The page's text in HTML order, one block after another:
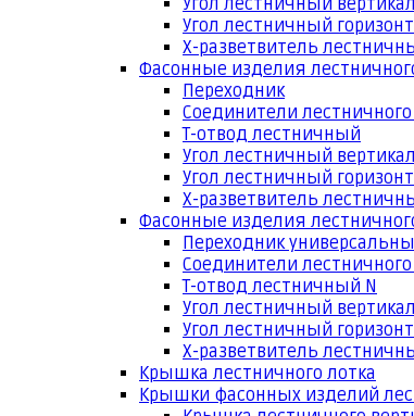
Угол лестничный
Угол лестничный
Х-разветвитель
Фасонные изделия
Переходник
Соединители лестничного
Т-отвод лестничный
Угол лестничный
Угол лестничный
Х-разветвитель
Фасонные изделия
Переходник
Соединители лестничного
Т-отвод лестничный N
Угол лестничный
Угол лестничный
Х-разветвитель
Крышка лестничного лотка
Крышки фасонных изделий